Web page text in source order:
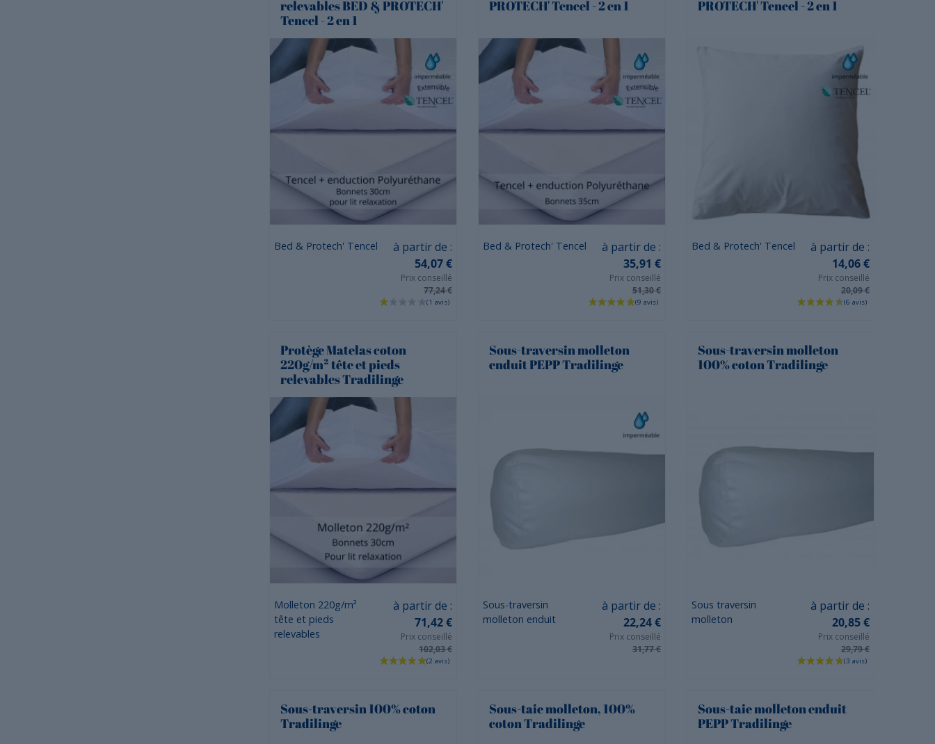
relevables BED & PROTECH'
Tencel - 2 en 1
Bed & Protech' Tencel à partir de :
Prix
54,07 €
Prix conseillé
77,24 €
PROTECH' Tencel - 2 en 1
Bed & Protech' Tencel à partir de :
Prix
35,91 €
Prix conseillé
51,30 €
PROTECH' Tencel - 2 en 1
Bed & Protech' Tencel à partir de :
Prix
14,06 €
Prix conseillé
20,09 €
Protège Matelas coton
220g/m² tête et pieds
relevables Tradilinge
Molleton 220g/m²
tête et pieds
relevables
à partir de :
Prix
71,42 €
Prix conseillé
102,03 €
Sous-traversin molleton
enduit PEPP Tradilinge
Sous-traversin
molleton enduit
à partir de :
Prix
22,24 €
Prix conseillé
31,77 €
Sous-traversin molleton
100% coton Tradilinge
Sous traversin
molleton
à partir de :
Prix
20,85 €
Prix conseillé
29,79 €
Sous-traversin 100% coton
Tradilinge
Sous-taie molleton, 100%
coton Tradilinge
Sous-taie molleton enduit
PEPP Tradilinge